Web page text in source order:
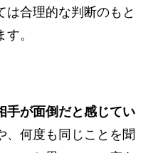
は合理的な判断のもと
。
手が面倒だと感じてい
、何度も同じことを聞